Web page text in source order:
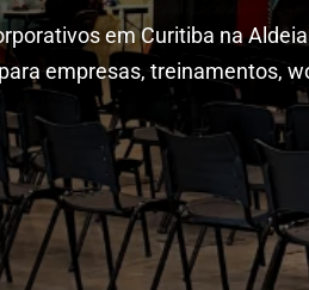
em Curitiba na Aldeia
empresas, treinamentos,